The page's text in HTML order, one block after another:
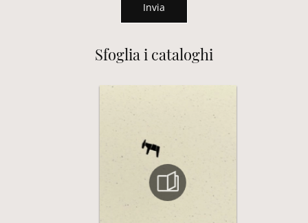
Sfoglia i cataloghi
Invia